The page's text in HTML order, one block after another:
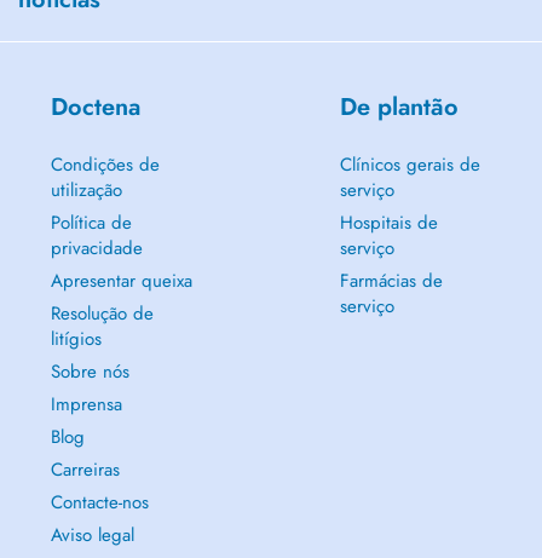
Doctena
Condições de
utilização
Política de
privacidade
Apresentar queixa
Resolução de
litígios
Sobre nós
Imprensa
Blog
Carreiras
Contacte-nos
Aviso legal
De plantão
Clínicos gerais de
serviço
Hospitais de
serviço
Farmácias de
serviço